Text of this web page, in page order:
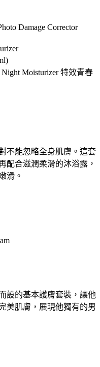
Damage Corrector
Night Moisturizer 特效青春
不能忽略全身肌膚。這套
配合滋潤柔滑的沐浴露，
滑。
設的基本護膚套裝，讓他
美肌膚，展現他獨有的男